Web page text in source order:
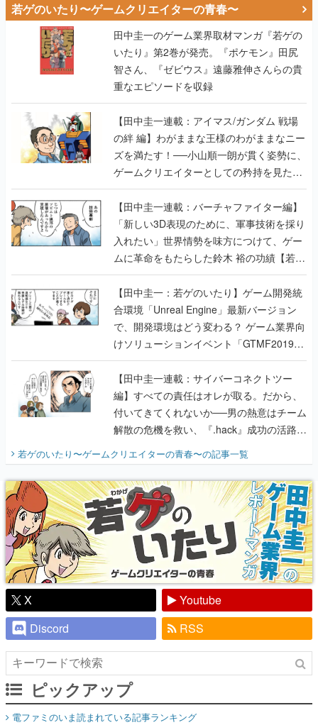
若ゲのいたり〜ゲームクリエイターの青春〜
田中圭一のゲーム業界取材マンガ『若ゲの
いたり』第2巻が発売。『ポケモン』田尻
智さん、『ゼビウス』遠藤雅伸さんらの貴
重なエピソードを収録
【田中圭一連載：アイマス/ガンダム 戦場
の絆 編】わがままな王様のわがままなニー
ズを満たす！──小山順一朗が貫く姿勢に、
ゲームクリエイターとしての矜持を見た
【若ゲのいたり最終回】
【田中圭一連載：バーチャファイター編】
「新しい3D表現のために、軍事技術を採り
入れたい」世界情勢を味方につけて、ゲー
ムに革命をもたらした鈴木 裕の功績【若ゲ
のいたり】
【田中圭一：若ゲのいたり】ゲーム開発統
合環境「Unreal Engine」最新バージョン
で、開発環境はどう変わる？ ゲーム業界向
けソリューションイベント「GTMF2019」
に行って、より理解を深めよう【PR】
【田中圭一連載：サイバーコネクトツー
編】すべての責任はオレが取る。だから、
付いてきてくれないか──男の熱意はチーム
解散の危機を救い、『.hack』成功の活路を
開く。業界の快男児・松山 洋に流れる血は
『少年ジャンプ』色だった【若ゲのいた
り】
若ゲのいたり〜ゲームクリエイターの青春〜の記事一覧
X
Youtube
Discord
RSS
ピックアップ
電ファミのいま読まれている記事ランキング